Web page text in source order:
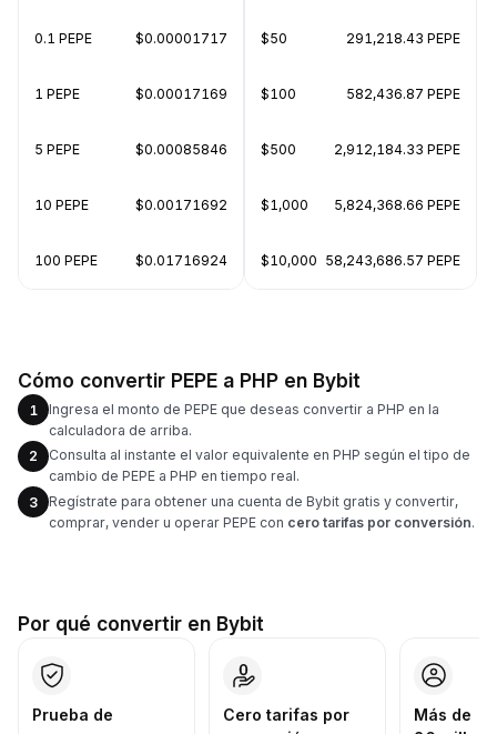
0.1 PEPE $0.00001717
1 PEPE $0.00017169
5 PEPE $0.00085846
10 PEPE $0.00171692
100 PEPE $0.01716924
$50 291,218.43 PEPE
$100 582,436.87 PEPE
$500 2,912,184.33 PEPE
$1,000 5,824,368.66 PEPE
$10,000 58,243,686.57 PEPE
Cómo convertir PEPE a PHP en Bybit
1
Ingresa el monto de PEPE que deseas convertir a PHP en la
calculadora de arriba.
2
Consulta al instante el valor equivalente en PHP según el tipo de
cambio de PEPE a PHP en tiempo real.
3
Regístrate para obtener una cuenta de Bybit gratis y convertir,
comprar, vender u operar PEPE con cero tarifas por conversión.
Por qué convertir en Bybit
Prueba de
Cero tarifas por
Más de